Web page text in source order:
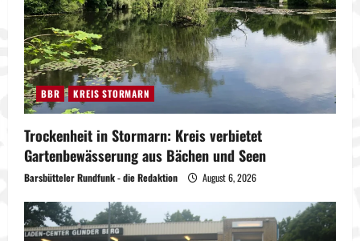
BBR KREIS STORMARN
Trockenheit in Stormarn: Kreis verbietet
Gartenbewässerung aus Bächen und Seen
Barsbütteler Rundfunk - die Redaktion August 6, 2026